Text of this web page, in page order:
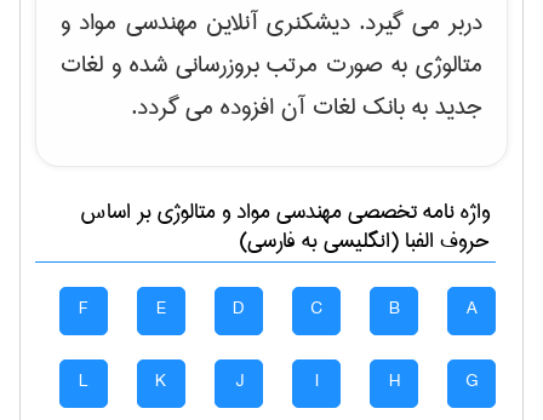
دربر می گیرد. دیشکنری آنلاین مهندسی مواد و
متالوژی به صورت مرتب بروزرسانی شده و لغات
جدید به بانک لغات آن افزوده می گردد.
واژه نامه تخصصیمهندسی مواد و متالوژیبر اساس
حروف الفبا (انگلیسی به فارسی)
A
B
C
D
E
F
G
H
I
J
K
L